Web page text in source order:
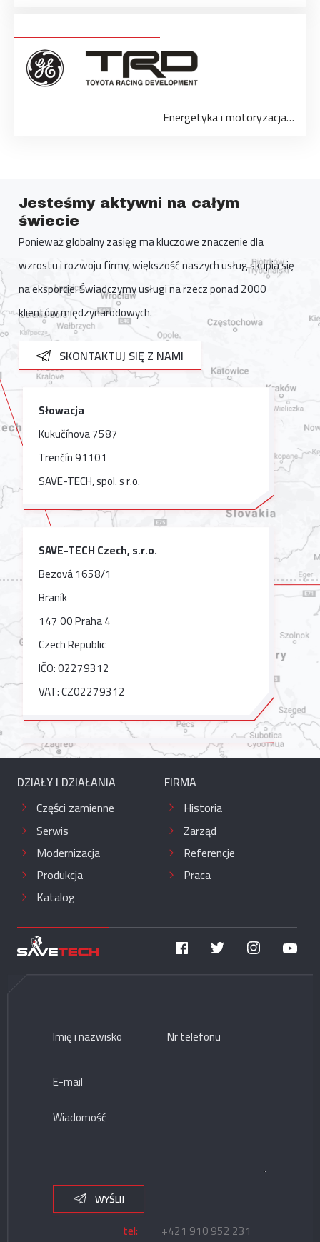
Energetyka i motoryzacja…
Jesteśmy aktywni na całym
świecie
Ponieważ globalny zasięg ma kluczowe znaczenie dla
wzrostu i rozwoju firmy, większość naszych usług skupia się
na eksporcie. Świadczymy usługi na rzecz ponad 2000
klientów międzynarodowych.
SKONTAKTUJ SIĘ Z NAMI
Słowacja
Kukučínova 7587
Trenčín 91101
SAVE-TECH, spol. s r.o.
SAVE-TECH Czech, s.r.o.
Bezová 1658/1
Braník
147 00 Praha 4
Czech Republic
IČO: 02279312
VAT: CZ02279312
DZIAŁY I DZIAŁANIA
Części zamienne
Serwis
Modernizacja
Produkcja
Katalog
FIRMA
Historia
Zarząd
Referencje
Praca
WYŚLIJ
tel:
+421 910 952 231